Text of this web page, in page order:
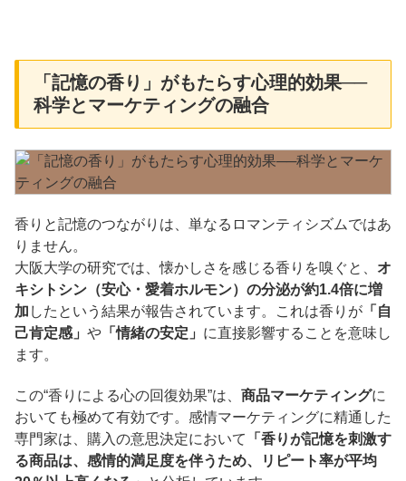
「記憶の香り」がもたらす心理的効果──
科学とマーケティングの融合
香りと記憶のつながりは、単なるロマンティシズムではあ
りません。
大阪大学の研究では、懐かしさを感じる香りを嗅ぐと、 オ
キシトシン（安心・愛着ホルモン）の分泌が約1.4倍に増
加 したという結果が報告されています。これは香りが 「自
己肯定感」 や 「情緒の安定」 に直接影響することを意味し
ます。
この“香りによる心の回復効果”は、 商品マーケティングに
おいても極めて有効です。感情マーケティングに精通した
専門家は、購入の意思決定において
「香りが記憶を刺激す
る商品は、感情的満足度を伴うため、リピート率が平均